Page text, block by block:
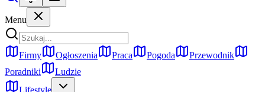
Menu
Firmy Ogłoszenia Praca Pogoda
Przewodnik
Poradniki
Ludzie
Lifestyle